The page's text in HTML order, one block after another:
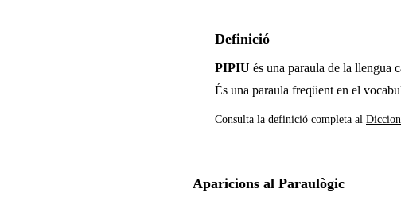
Definició
PIPIU és una paraula de la llengua
És una paraula freqüent en el
Consulta la definició completa al
Aparicions al Paraulògic